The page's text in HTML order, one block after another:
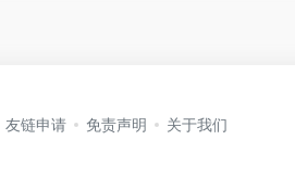
友链申请 免责声明 关于我们